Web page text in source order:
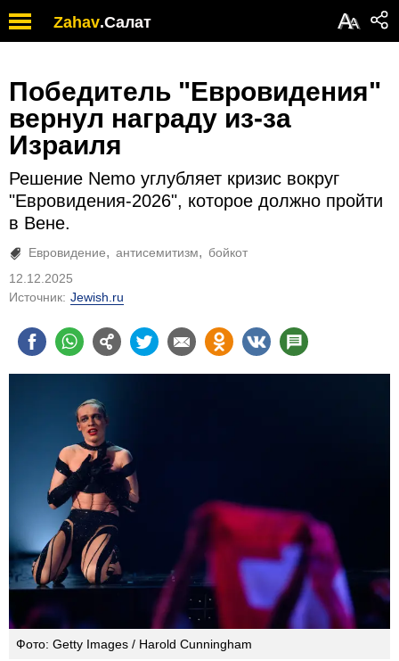
Zahav.Салат АА
вернул награду из-за
Израиля
Решение Nemo углубляет кризис вокруг
"Евровидения-2026", которое должно пройти
в Вене.
Евровидение
12.12.2025
Фото: Getty Images / Harold Cunningham
Швейцарский певец Nemo, победитель конкурса